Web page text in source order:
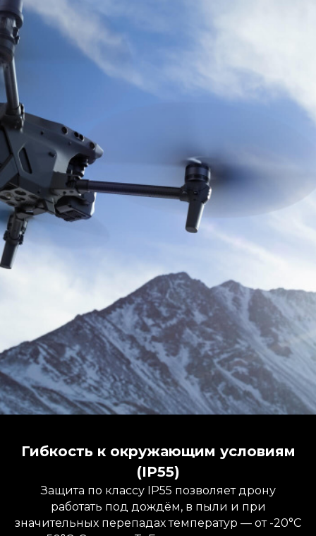
Гибкость к окружающим условиям
(IP55)
Защита по классу IP55 позволяет дрону
работать под дождём, в пыли и при
значительных перепадах температур — от -20°C